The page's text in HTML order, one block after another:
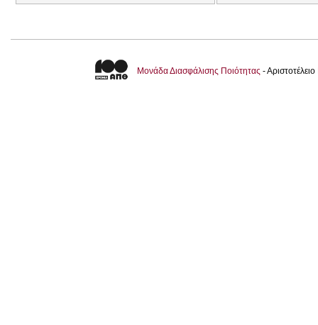
Μονάδα Διασφάλισης Ποιότητας -